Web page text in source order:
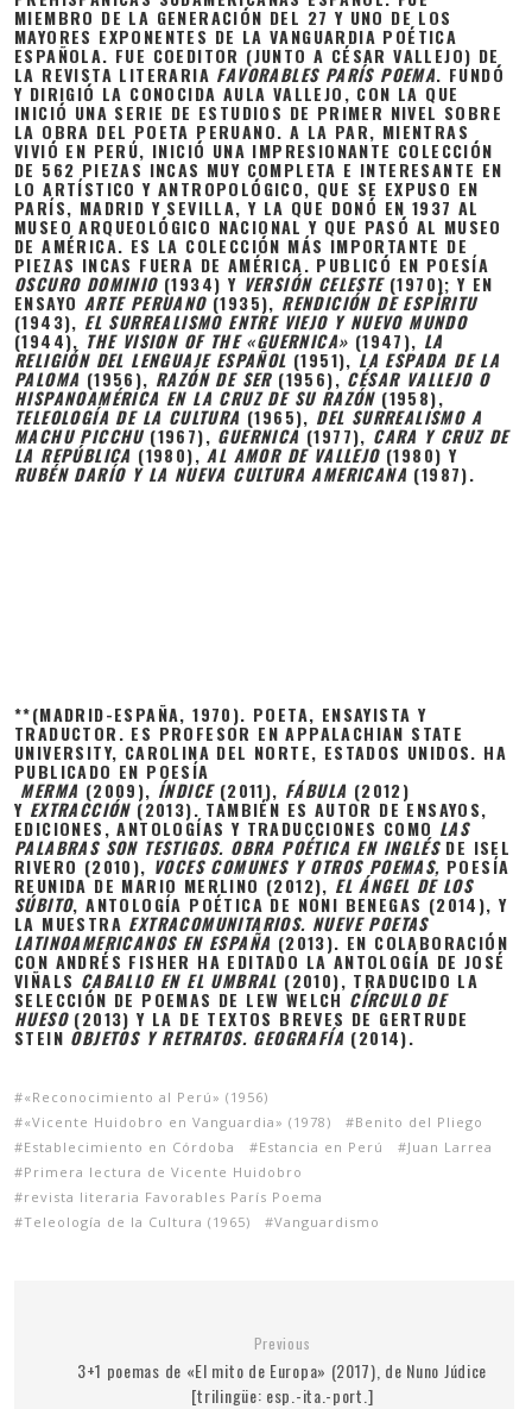
MIEMBRO DE LA GENERACIÓN DEL 27 Y UNO DE LOS
MAYORES EXPONENTES DE LA VANGUARDIA POÉTICA
ESPAÑOLA. FUE COEDITOR (JUNTO A CÉSAR VALLEJO) DE
LA REVISTA LITERARIA FAVORABLES PARÍS POEMA. FUNDÓ
Y DIRIGIÓ LA CONOCIDA AULA VALLEJO, CON LA QUE
INICIÓ UNA SERIE DE ESTUDIOS DE PRIMER NIVEL SOBRE
LA OBRA DEL POETA PERUANO. A LA PAR, MIENTRAS
VIVIÓ EN PERÚ, INICIÓ UNA IMPRESIONANTE COLECCIÓN
DE 562 PIEZAS INCAS MUY COMPLETA E INTERESANTE EN
LO ARTÍSTICO Y ANTROPOLÓGICO, QUE SE EXPUSO EN
PARÍS, MADRID Y SEVILLA, Y LA QUE DONÓ EN 1937 AL
MUSEO ARQUEOLÓGICO NACIONAL Y QUE PASÓ AL MUSEO
DE AMÉRICA. ES LA COLECCIÓN MÁS IMPORTANTE DE
PIEZAS INCAS FUERA DE AMÉRICA. PUBLICÓ EN POESÍA
OSCURO DOMINIO(1934) Y VERSIÓN CELESTE(1970); Y EN
ENSAYO ARTE PERUANO(1935), RENDICIÓN DE ESPÍRITU
(1943), EL SURREALISMO ENTRE VIEJO Y NUEVO MUNDO
(1944), THE VISION OF THE «GUERNICA» (1947), LA
RELIGIÓN DEL LENGUAJE ESPAÑOL (1951),LA ESPADA DE LA
PALOMA (1956), RAZÓN DE SER(1956), CÉSAR VALLEJO O
HISPANOAMÉRICA EN LA CRUZ DE SU RAZÓN(1958),
TELEOLOGÍA DE LA CULTURA (1965), DEL SURREALISMO A
MACHU PICCHU(1967), GUERNICA (1977), CARA Y CRUZ DE
LA REPÚBLICA (1980), AL AMOR DE VALLEJO(1980) Y
RUBÉN DARÍO Y LA NUEVA CULTURA AMERICANA (1987).
**(MADRID-ESPAÑA, 1970). POETA, ENSAYISTA Y
TRADUCTOR. ES PROFESOR EN APPALACHIAN STATE
UNIVERSITY, CAROLINA DEL NORTE, ESTADOS UNIDOS. HA
PUBLICADO EN POESÍA
MERMA (2009), ÍNDICE(2011), FÁBULA (2012)
Y EXTRACCIÓN (2013). TAMBIÉN ES AUTOR DE ENSAYOS,
EDICIONES, ANTOLOGÍAS Y TRADUCCIONES COMO LAS
PALABRAS SON TESTIGOS. OBRA POÉTICA EN INGLÉSDE ISEL
RIVERO (2010), VOCES COMUNES Y OTROS POEMAS, POESÍA
REUNIDA DE MARIO MERLINO (2012), EL ÁNGEL DE LOS
SÚBITO, ANTOLOGÍA POÉTICA DE NONI BENEGAS (2014), Y
LA MUESTRA EXTRACOMUNITARIOS. NUEVE POETAS
LATINOAMERICANOS EN ESPAÑA (2013). EN COLABORACIÓN
CON ANDRÉS FISHER HA EDITADO LA ANTOLOGÍA DE JOSÉ
VIÑALS CABALLO EN EL UMBRAL (2010), TRADUCIDO LA
SELECCIÓN DE POEMAS DE LEW WELCH CÍRCULO DE
HUESO (2013) Y LA DE TEXTOS BREVES DE GERTRUDE
STEIN OBJETOS Y RETRATOS. GEOGRAFÍA (2014).
«Reconocimiento al Perú» (1956)
«Vicente Huidobro en Vanguardia» (1978)
Benito del Pliego
Establecimiento en Córdoba
Estancia en Perú
Juan Larrea
Primera lectura de Vicente Huidobro
revista literaria Favorables París Poema
Teleología de la Cultura (1965)
Vanguardismo
Previous
3+1 poemas de «El mito de Europa» (2017), de Nuno Júdice
[trilingüe: esp.-ita.-port.]